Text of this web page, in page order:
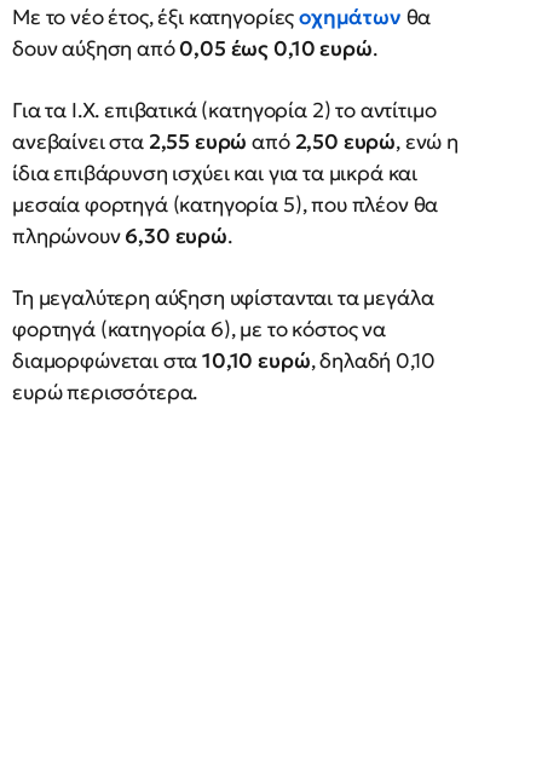
Με το νέο έτος, έξι κατηγορίεςοχημάτων θα
δουν αύξηση από0,05 έως 0,10 ευρώ.
Για τα Ι.Χ. επιβατικά (κατηγορία 2) το αντίτιμο
ανεβαίνει στα 2,55 ευρώ από 2,50 ευρώ, ενώ η
ίδια επιβάρυνση ισχύει και για τα μικρά και
μεσαία φορτηγά (κατηγορία 5), που πλέον θα
πληρώνουν6,30 ευρώ.
Τη μεγαλύτερη αύξηση υφίστανται τα μεγάλα
φορτηγά (κατηγορία 6), με το κόστος να
διαμορφώνεται στα10,10 ευρώ, δηλαδή 0,10
ευρώ περισσότερα.